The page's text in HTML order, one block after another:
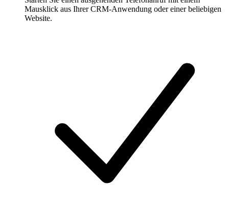
Mausklick aus Ihrer CRM-Anwendung oder einer beliebigen
Website.